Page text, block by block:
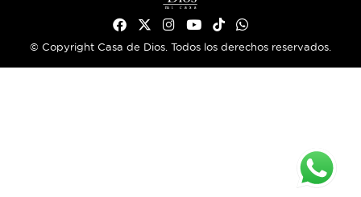
© Copyright Casa de Dios. Todos los derechos reservados.